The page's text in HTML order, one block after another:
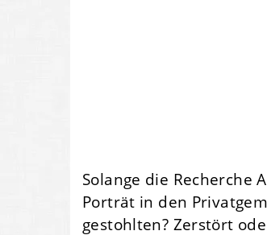
Solange die Recherche
Porträt in den
gestohlten? Zerstört